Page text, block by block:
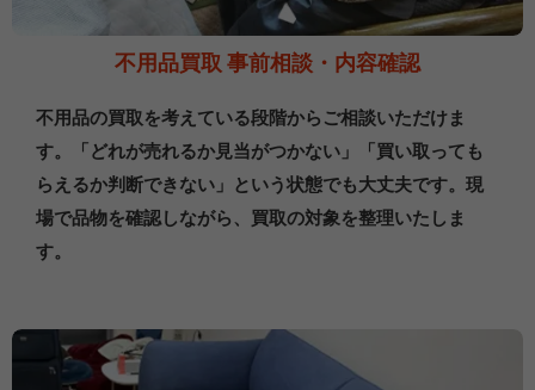
不用品買取 事前相談・内容確認
不用品の買取を考えている段階からご相談いただけま
す。「どれが売れるか見当がつかない」「買い取っても
らえるか判断できない」という状態でも大丈夫です。現
場で品物を確認しながら、買取の対象を整理いたしま
す。